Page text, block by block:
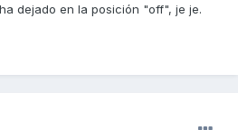
dejado en la posición "off", je je.